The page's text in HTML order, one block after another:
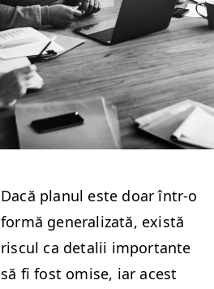
Dacă plan­ul este doar într‑o
for­mă gen­er­al­iza­tă, există
riscul ca detalii impor­tante
să fi fost omise, iar acest